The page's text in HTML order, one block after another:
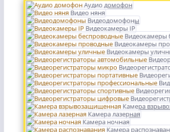
Аудио домофон
Видео няня
Видеодомофоны
Видеокамеры IP
Видеокамеры
Видеокамеры
Видеокамеры
Камера
Камера лазерная
Камера ночная
Камера